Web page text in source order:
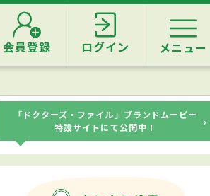
会員登録 ログイン メニュー
「ドクターズ・ファイル」ブランドムービー
特設サイトにて公開中！
›